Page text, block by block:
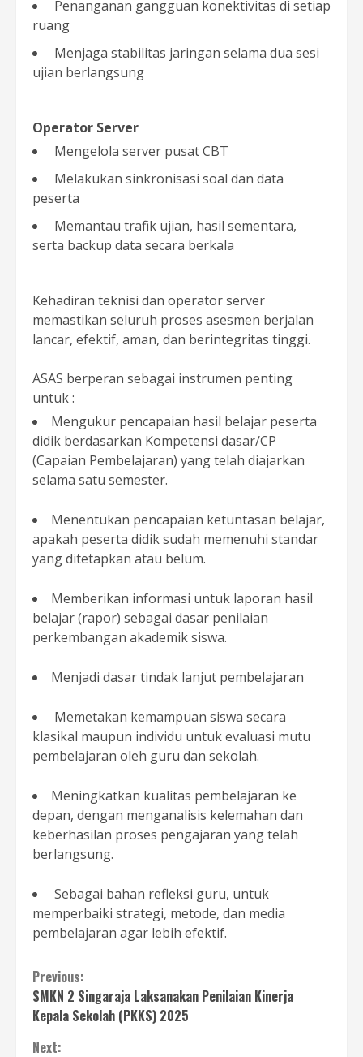
Penanganan gangguan konektivitas di setiap
ruang
Menjaga stabilitas jaringan selama dua sesi
ujian berlangsung
Operator Server
Mengelola server pusat CBT
Melakukan sinkronisasi soal dan data
peserta
Memantau trafik ujian, hasil sementara,
serta backup data secara berkala
Kehadiran teknisi dan operator server
memastikan seluruh proses asesmen berjalan
lancar, efektif, aman, dan berintegritas tinggi.
ASAS berperan sebagai instrumen penting
untuk :
Mengukur pencapaian hasil belajar peserta
didik berdasarkan Kompetensi dasar/CP
(Capaian Pembelajaran) yang telah diajarkan
selama satu semester.
Menentukan pencapaian ketuntasan belajar,
apakah peserta didik sudah memenuhi standar
yang ditetapkan atau belum.
Memberikan informasi untuk laporan hasil
belajar (rapor) sebagai dasar penilaian
perkembangan akademik siswa.
Menjadi dasar tindak lanjut pembelajaran
Memetakan kemampuan siswa secara
klasikal maupun individu untuk evaluasi mutu
pembelajaran oleh guru dan sekolah.
Meningkatkan kualitas pembelajaran ke
depan, dengan menganalisis kelemahan dan
keberhasilan proses pengajaran yang telah
berlangsung.
Sebagai bahan refleksi guru, untuk
memperbaiki strategi, metode, dan media
pembelajaran agar lebih efektif.
Continue
Reading
Previous:
SMKN 2 Singaraja Laksanakan Penilaian Kinerja
Kepala Sekolah (PKKS) 2025
Next: